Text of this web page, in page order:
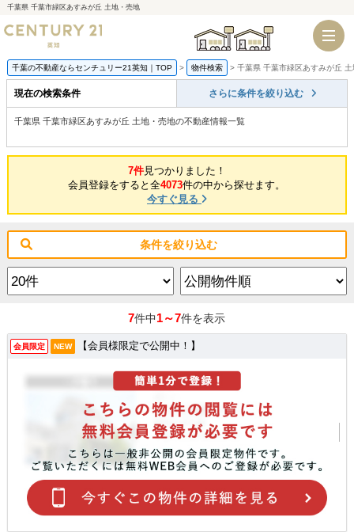
千葉県 千葉市緑区あすみが丘 土地・売地
千葉店 船橋店
千葉の不動産ならセンチュリー21英知｜TOP 物件検索 千葉県 千葉市緑区あすみが丘
現在の検索条件 さらに条件を絞り込む
千葉県 千葉市緑区あすみが丘 土地・売地の不動産情報一覧
7件見つかりました！
会員登録をすると全4073件の中から探せます。
今すぐ見る
条件を絞り込む
7件中1～7件を表示
会員限定 NEW 【会員様限定で公開中！】